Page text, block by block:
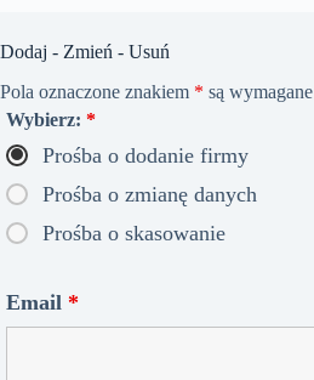
Dodaj - Zmień - Usuń
Pola oznaczone znakiem * są wymagane
Wybierz: *
Prośba o dodanie firmy
Prośba o zmianę danych
Prośba o skasowanie
Email *